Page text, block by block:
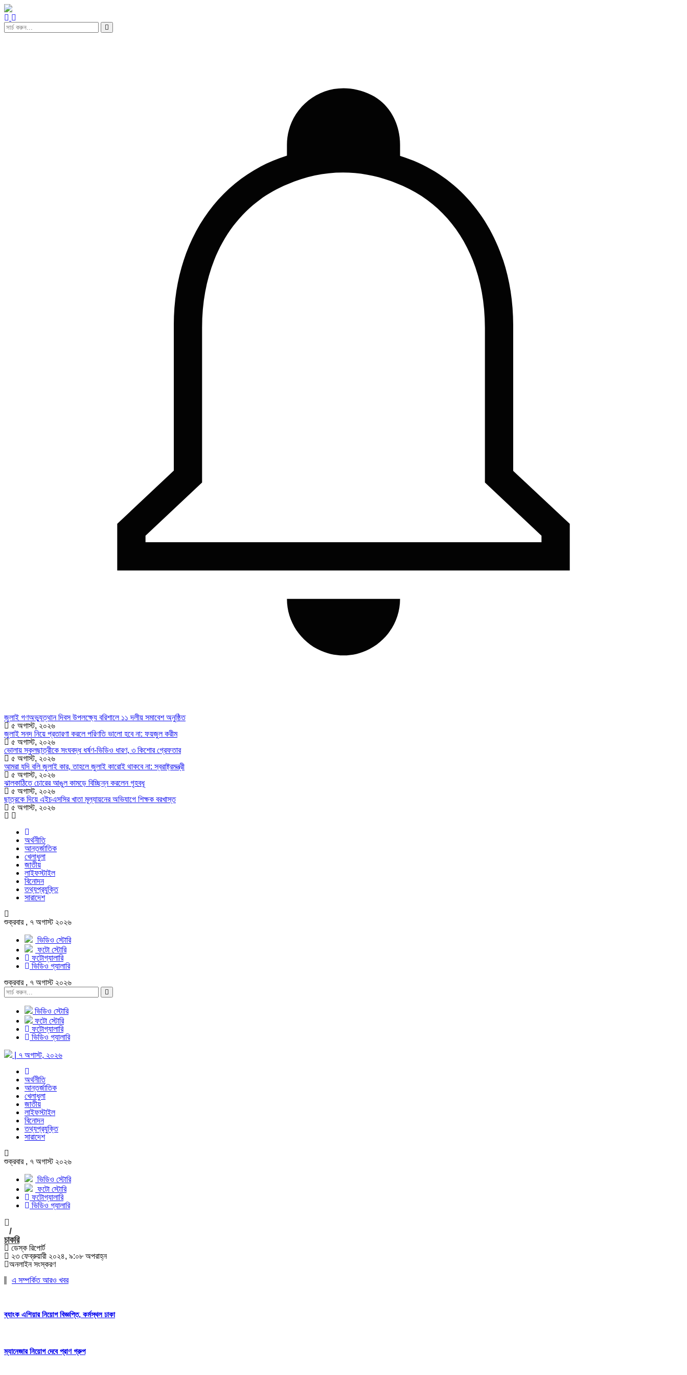
জুলাই গণঅভ্যুত্থান দিবস উপলক্ষ্যে বরিশালে ১১ দলীয় সমাবেশ অনুষ্ঠিত
৫ অগাস্ট, ২০২৬
জুলাই সনদ নিয়ে প্রতারণা করলে পরিণতি ভালো হবে না: ফয়জুল করীম
৫ অগাস্ট, ২০২৬
ভোলায় স্কুলছাত্রীকে সংঘবদ্ধ ধর্ষণ-ভিডিও ধারণ, ৩ কিশোর গ্রেফতার
৫ অগাস্ট, ২০২৬
আমরা যদি বলি জুলাই কার, তাহলে জুলাই কারোই থাকবে না: স্বরাষ্ট্রমন্ত্রী
৫ অগাস্ট, ২০২৬
ঝালকাঠিতে চোরের আঙুল কামড়ে বিচ্ছিন্ন করলেন গৃহবধূ
৫ অগাস্ট, ২০২৬
ছাত্রকে দিয়ে এইচএসসির খাতা মূল্যায়নের অভিযাগে শিক্ষক বরখাস্ত
৫ অগাস্ট, ২০২৬
অর্থনীতি
আন্তর্জাতিক
খেলাধুলা
জাতীয়
লাইফস্টাইল
বিনোদন
তথ্যপ্রযুক্তি
সারাদেশ
শুক্রবার , ৭ অগাস্ট ২০২৬
ভিডিও স্টোরি
ফটো স্টোরি
ফটোগ্যালারি
ভিডিও গ্যালারি
শুক্রবার , ৭ অগাস্ট ২০২৬
ভিডিও স্টোরি
ফটো স্টোরি
ফটোগ্যালারি
ভিডিও গ্যালারি
| ৭ অগাস্ট, ২০২৬
অর্থনীতি
আন্তর্জাতিক
খেলাধুলা
জাতীয়
লাইফস্টাইল
বিনোদন
তথ্যপ্রযুক্তি
সারাদেশ
শুক্রবার , ৭ অগাস্ট ২০২৬
ভিডিও স্টোরি
ফটো স্টোরি
ফটোগ্যালারি
ভিডিও গ্যালারি
/
চাকরি
ডেস্ক রিপোর্ট
২৩ ফেব্রুয়ারী ২০২৪, ৯:০৮ অপরাহ্ন
অনলাইন সংস্করণ
এ সম্পর্কিত আরও খবর
ব্যাংক এশিয়ার নিয়োগ বিজ্ঞপ্তি, কর্মস্থল ঢাকা
ম্যানেজার নিয়োগ দেবে প্রাণ গ্রুপ